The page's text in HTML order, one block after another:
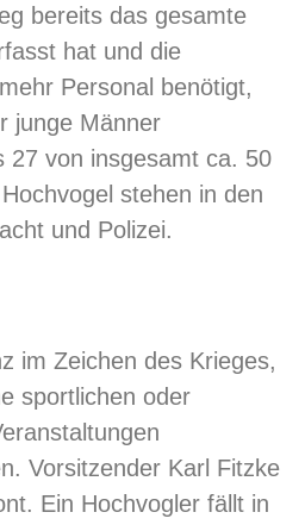
bereits das gesamte
hat und die
Personal benötigt,
junge Männer
27 von insgesamt ca. 50
stehen in den
und Polizei.
im Zeichen des Krieges,
sportlichen oder
Vorsitzender Karl Fitzke
Ein Hochvogler fällt in